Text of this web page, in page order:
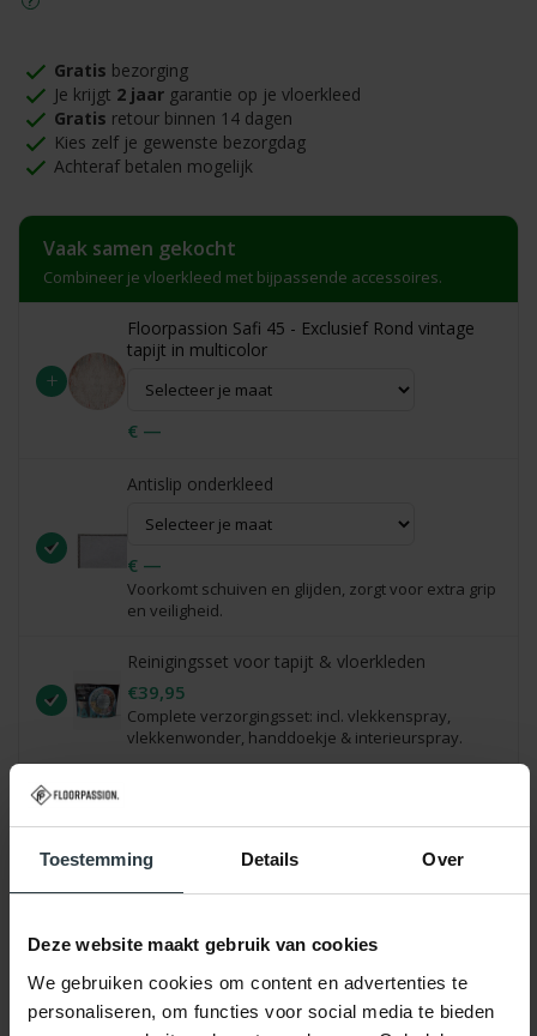
Toestemming Details Over
Deze website maakt gebruik van cookies
We gebruiken cookies om content en advertenties te
personaliseren, om functies voor social media te bieden
Gratis bezorging
Je krijgt 2 jaar garantie op je vloerkleed
Gratis retour binnen 14 dagen
Kies zelf je gewenste bezorgdag
Achteraf betalen mogelijk
Vaak samen gekocht
Combineer je vloerkleed met bijpassende accessoires.
+
Floorpassion Safi 45 - Exclusief Rond vintage
tapijt in multicolor
€ —
Antislip onderkleed
€ —
Voorkomt schuiven en glijden, zorgt voor extra grip
en veiligheid.
Reinigingsset voor tapijt & vloerkleden
€39,95
Complete verzorgingsset: incl. vlekkenspray,
vlekkenwonder, handdoekje & interieurspray.
* Definitieve prijs zie je in je winkelwagen